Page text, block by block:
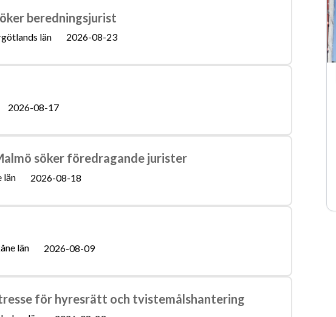
beredningsjurist
län 2026-08-23
2026-08-17
söker föredragande jurister
län 2026-08-18
län 2026-08-09
för hyresrätt och tvistemålshantering